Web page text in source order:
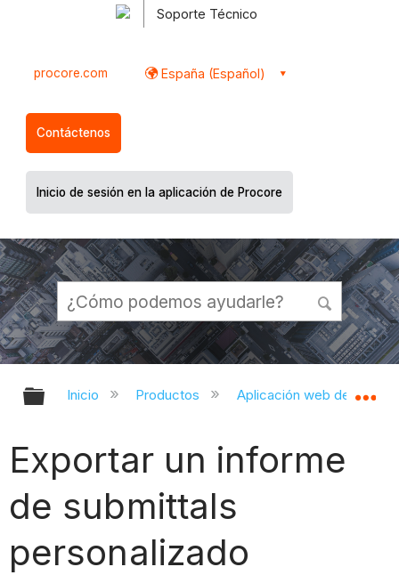
Soporte Técnico
procore.com España (Español)
Contáctenos
Inicio de sesión en la aplicación de Procore
Expandir/contraer jerarquía global
Inicio Productos Aplicación web de
Exportar un informe
de submittals
personalizado